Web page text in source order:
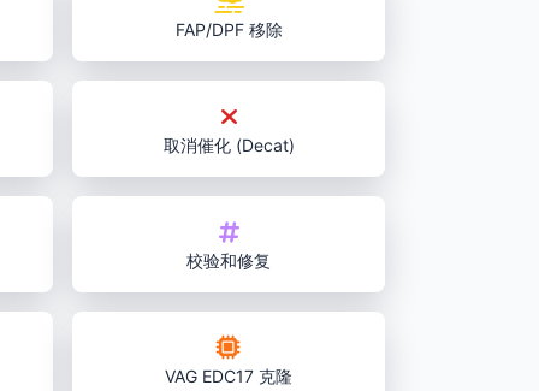
FAP/DPF 移除
取消催化 (Decat)
校验和修复
VAG EDC17 克隆